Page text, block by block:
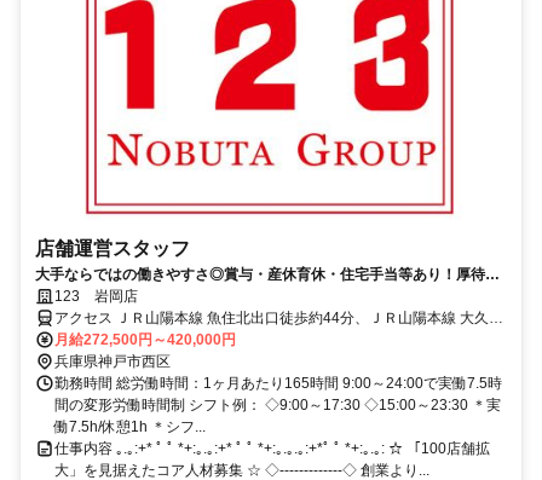
店舗運営スタッフ
大手ならではの働きやすさ◎賞与・産休育休・住宅手当等あり！厚待遇
でお待ちしています♪長堀橋徒歩8分♪
123 岩岡店
アクセス ＪＲ山陽本線 魚住北出口徒歩約44分、ＪＲ山陽本線 大久保
（兵庫県）北口徒歩約55分、ＪＲ山陽本線 土山北口徒歩約55分 魚住
駅～車で7分
月給272,500円～420,000円
兵庫県神戸市西区
勤務時間 総労働時間：1ヶ月あたり165時間 9:00～24:00で実働7.5時
間の変形労働時間制 シフト例： ◇9:00～17:30 ◇15:00～23:30 ＊実
働7.5h/休憩1h ＊シフ...
仕事内容 ｡.｡:+* ﾟ ﾟ *+:｡.｡:+* ﾟ ﾟ *+:｡.｡.｡:+*ﾟ ﾟ *+:｡.｡: ☆ 「100店舗拡
大」を見据えたコア人材募集 ☆ ◇‐‐‐‐‐‐‐‐‐‐‐‐‐◇ 創業より...